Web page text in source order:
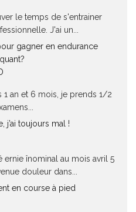
le temps de s'entrainer
J'ai un...
gagner en endurance
1 an et 6 mois, je prends 1/2
j’ai toujours mal !
ernie înominal au mois avril 5
douleur dans...
en course à pied